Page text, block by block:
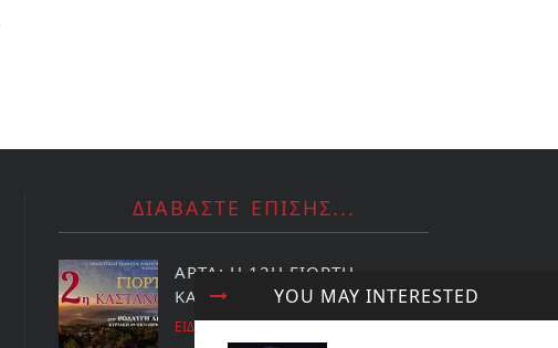
YOU MAY INTERESTED
ΔΙΑΒΑΣΤΕ ΕΠΙΣΗΣ...
ΑΡΤΑ: Η 12Η ΓΙΟΡΤΗ
ΚΑΣΤΑΝΟΥ ΣΤΗ ΡΟΔΑΥΓΗ
ΕΙΔΗΣΕΙΣ